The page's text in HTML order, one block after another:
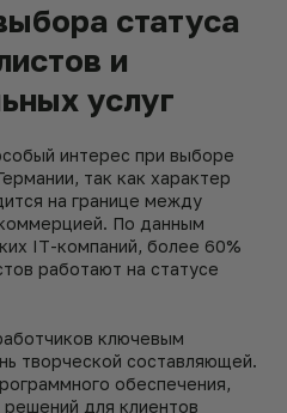
статуса
и
услуг
интерес при выборе
так как характер
на границе между
По данным
IT-компаний, более 60%
работают на статусе
ключевым
творческой составляющей.
обеспечения,
для клиентов